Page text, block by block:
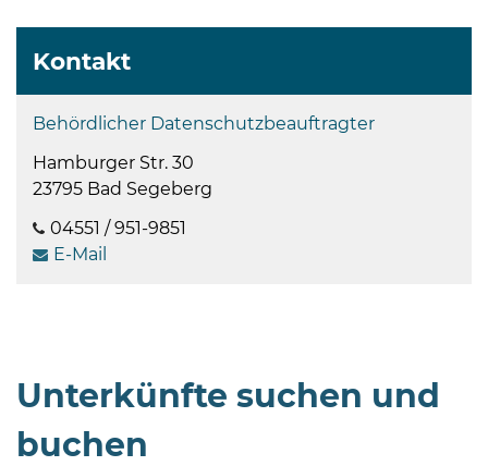
Kontakt
Behördlicher Datenschutzbeauftragter
Hamburger Str. 30
23795 Bad Segeberg
04551 / 951-9851
E-Mail
Unterkünfte suchen und
buchen